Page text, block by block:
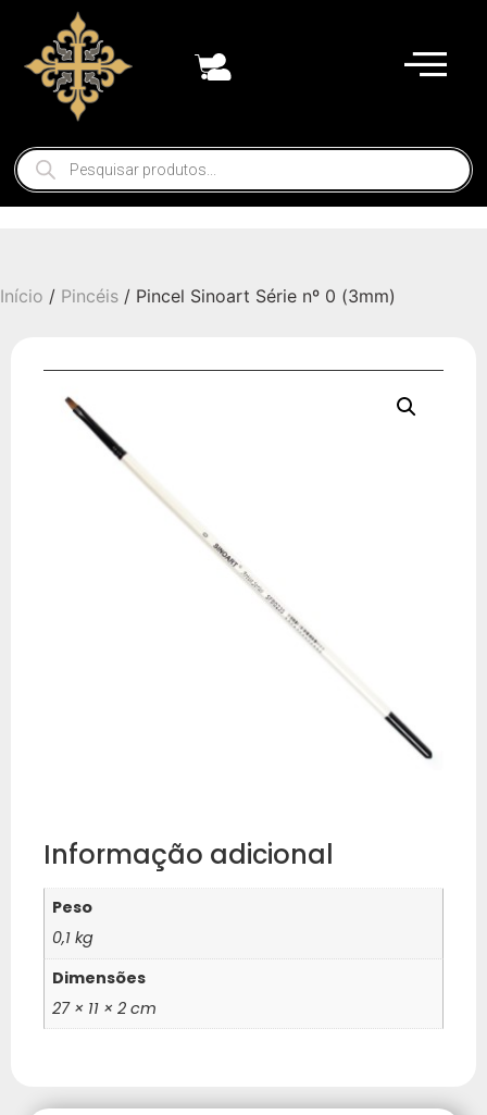
Início / Pincéis / Pincel Sinoart Série nº 0 (3mm)
Informação adicional
Peso
0,1 kg
Dimensões
27 × 11 × 2 cm